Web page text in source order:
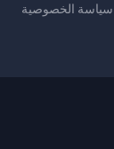
سياسة الخصوصية